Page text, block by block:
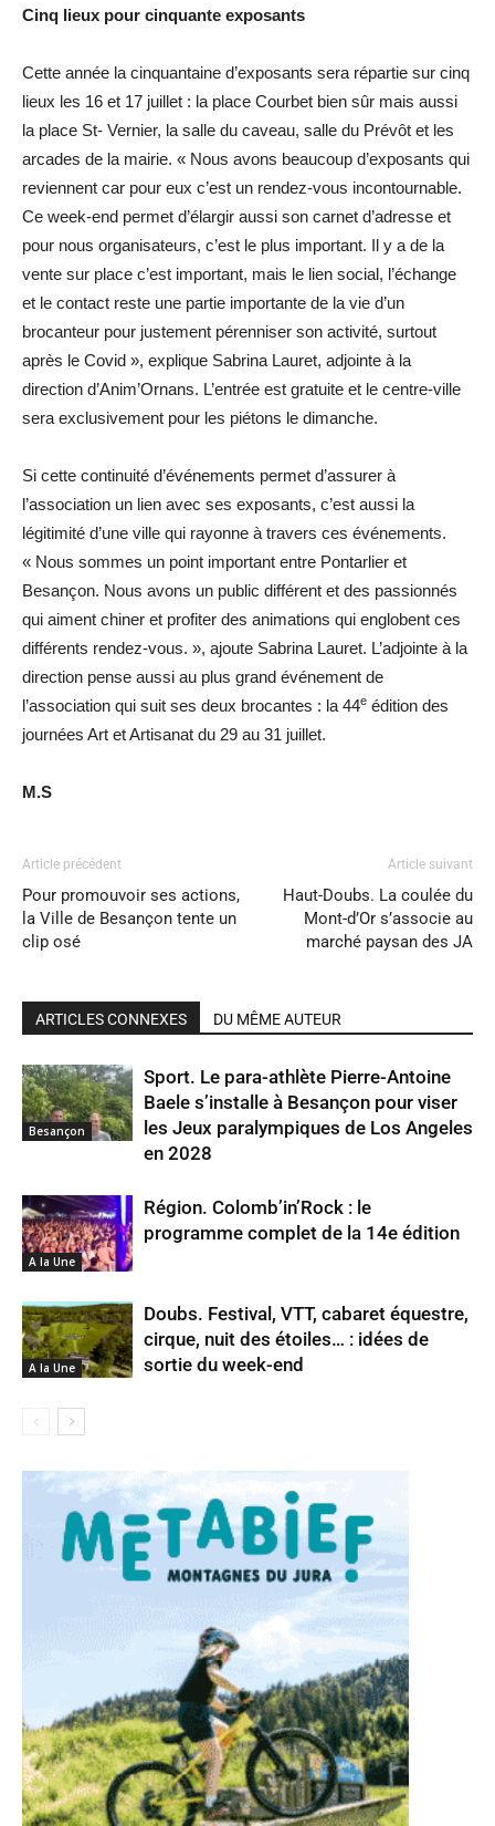
Cinq lieux pour cinquante exposants
Cette année la cinquantaine d’exposants sera répartie sur cinq
lieux les 16 et 17 juillet : la place Courbet bien sûr mais aussi
la place St- Vernier, la salle du caveau, salle du Prévôt et les
arcades de la mairie. « Nous avons beaucoup d’exposants qui
reviennent car pour eux c’est un rendez-vous incontournable.
Ce week-end permet d’élargir aussi son carnet d’adresse et
pour nous organisateurs, c’est le plus important. Il y a de la
vente sur place c’est important, mais le lien social, l’échange
et le contact reste une partie importante de la vie d’un
brocanteur pour justement pérenniser son activité, surtout
après le Covid », explique Sabrina Lauret, adjointe à la
direction d’Anim’Ornans. L’entrée est gratuite et le centre-ville
sera exclusivement pour les piétons le dimanche.
Si cette continuité d’événements permet d’assurer à
l’association un lien avec ses exposants, c’est aussi la
légitimité d’une ville qui rayonne à travers ces événements.
« Nous sommes un point important entre Pontarlier et
Besançon. Nous avons un public différent et des passionnés
qui aiment chiner et profiter des animations qui englobent ces
différents rendez-vous. », ajoute Sabrina Lauret. L’adjointe à la
direction pense aussi au plus grand événement de
l’association qui suit ses deux brocantes : la 44e édition des
journées Art et Artisanat du 29 au 31 juillet.
M.S
Article précédent
Pour promouvoir ses actions,
la Ville de Besançon tente un
clip osé
Article suivant
Haut-Doubs. La coulée du
Mont-d’Or s’associe au
marché paysan des JA
ARTICLES CONNEXES DU MÊME AUTEUR
Besançon
Sport. Le para-athlète Pierre-Antoine
Baele s’installe à Besançon pour viser
les Jeux paralympiques de Los Angeles
en 2028
A la Une
Région. Colomb’in’Rock : le
programme complet de la 14e édition
A la Une
Doubs. Festival, VTT, cabaret équestre,
cirque, nuit des étoiles… : idées de
sortie du week-end